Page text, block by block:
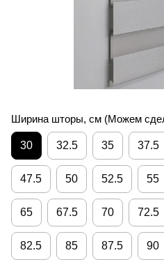
Ширина шторы, см (Можем
30 32.5 35 37.5
47.5 50 52.5 55
65 67.5 70 72.5
82.5 85 87.5 90